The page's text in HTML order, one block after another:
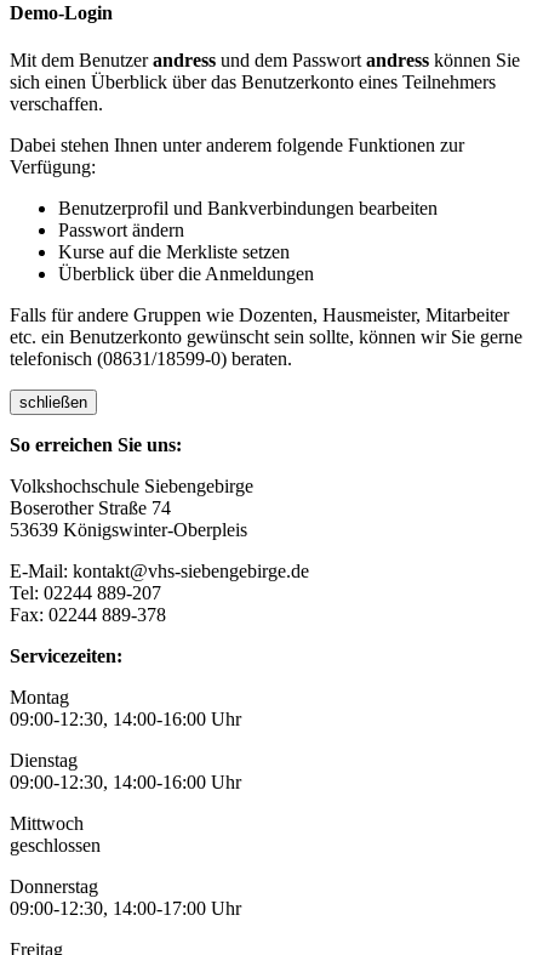
Demo-Login
Mit dem Benutzerandress und dem Passwort andress können Sie
sich einen Überblick über das Benutzerkonto eines Teilnehmers
verschaffen.
Dabei stehen Ihnen unter anderem folgende Funktionen zur
Verfügung:
Benutzerprofil und Bankverbindungen bearbeiten
Passwort ändern
Kurse auf die Merkliste setzen
Überblick über die Anmeldungen
Falls für andere Gruppen wie Dozenten, Hausmeister, Mitarbeiter
etc. ein Benutzerkonto gewünscht sein sollte, können wir Sie gerne
telefonisch (08631/18599-0) beraten.
schließen
So erreichen Sie uns:
Volkshochschule Siebengebirge
Boserother Straße 74
53639 Königswinter-Oberpleis
E-Mail: kontakt@vhs-siebengebirge.de
Tel: 02244 889-207
Fax: 02244 889-378
Servicezeiten:
Montag
09:00-12:30, 14:00-16:00 Uhr
Dienstag
09:00-12:30, 14:00-16:00 Uhr
Mittwoch
geschlossen
Donnerstag
09:00-12:30, 14:00-17:00 Uhr
Freitag